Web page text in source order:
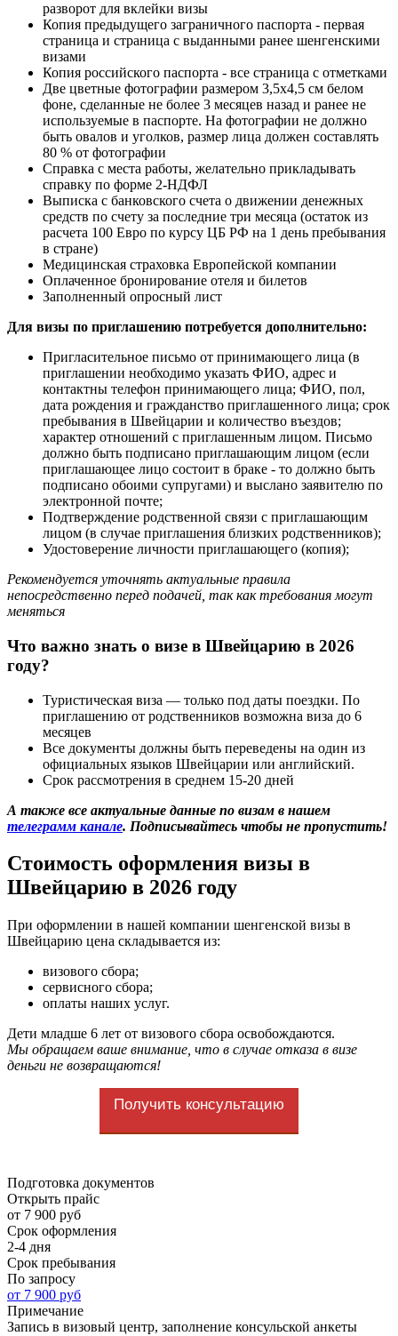
разворот для вклейки визы
Копия предыдущего заграничного паспорта - первая
страница и страница с выданными ранее шенгенскими
визами
Копия российского паспорта - все страница с отметками
Две цветные фотографии размером 3,5х4,5 см белом
фоне, сделанные не более 3 месяцев назад и ранее не
используемые в паспорте. На фотографии не должно
быть овалов и уголков, размер лица должен составлять
80 % от фотографии
Справка с места работы, желательно прикладывать
справку по форме 2-НДФЛ
Выписка с банковского счета о движении денежных
средств по счету за последние три месяца (остаток из
расчета 100 Евро по курсу ЦБ РФ на 1 день пребывания
в стране)
Медицинская страховка Европейской компании
Оплаченное бронирование отеля и билетов
Заполненный опросный лист
Для визы по приглашению потребуется дополнительно:
Пригласительное письмо от принимающего лица (в
приглашении необходимо указать ФИО, адрес и
контактны телефон принимающего лица; ФИО, пол,
дата рождения и гражданство приглашенного лица; срок
пребывания в Швейцарии и количество въездов;
характер отношений с приглашенным лицом. Письмо
должно быть подписано приглашающим лицом (если
приглашающее лицо состоит в браке - то должно быть
подписано обоими супругами) и выслано заявителю по
электронной почте;
Подтверждение родственной связи с приглашающим
лицом (в случае приглашения близких родственников);
Удостоверение личности приглашающего (копия);
Рекомендуется уточнять актуальные правила
непосредственно перед подачей, так как требования могут
меняться
Что важно знать о визе в Швейцарию в 2026
году?
Туристическая виза — только под даты поездки. По
приглашению от родственников возможна виза до 6
месяцев
Все документы должны быть переведены на один из
официальных языков Швейцарии или английский.
Срок рассмотрения в среднем 15-20 дней
А также все актуальные данные по визам в нашем
телеграмм канале. Подписывайтесь чтобы не пропустить!
Стоимость оформления визы в
Швейцарию в 2026 году
При оформлении в нашей компании шенгенской визы в
Швейцарию цена складывается из:
визового сбора;
сервисного сбора;
оплаты наших услуг.
Дети младше 6 лет от визового сбора освобождаются.
Мы обращаем ваше внимание, что в случае отказа в визе
деньги не возвращаются!
Получить консультацию
Подготовка документов
Открыть прайс
от 7 900 руб
Срок оформления
2-4 дня
Срок пребывания
По запросу
от 7 900 руб
Примечание
Запись в визовый центр, заполнение консульской анкеты